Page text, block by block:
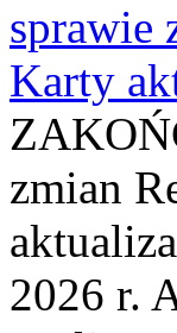
sprawie
Karty
zmian
2026 r.